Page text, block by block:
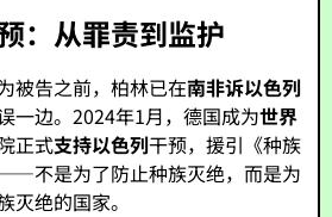
：从罪责到监护
被告之前，柏林已在南非诉以色列
一边。2024年1月，德国成为世界
正式支持以色列干预，援引《种族
不是为了防止种族灭绝，而是为
灭绝的国家。